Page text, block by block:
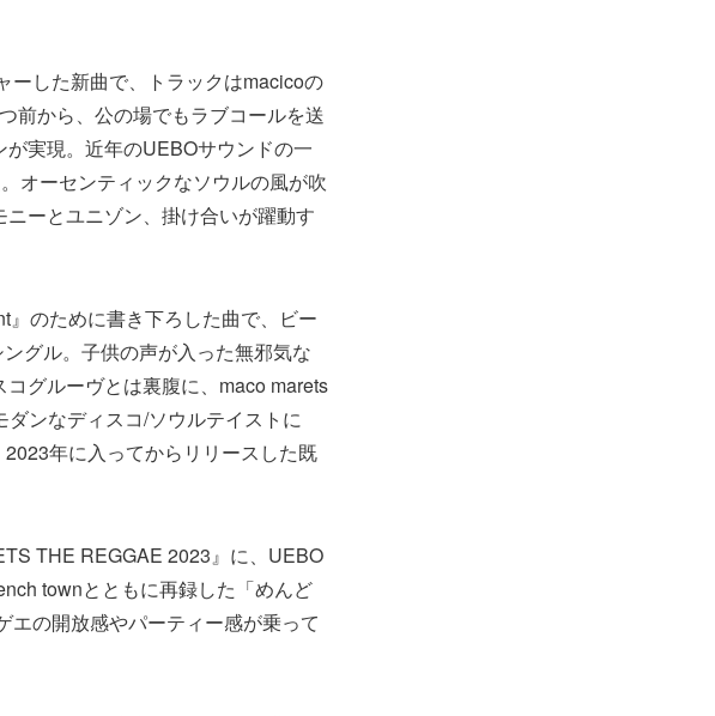
ーした新曲で、トラックはmacicoの
前から、公の場でもラブコールを送
実現。近年のUEBOサウンドの一
オーセンティックなソウルの風が吹
ーとユニゾン、掛け合いが躍動す
のために書き下ろした曲で、ビー
グル。子供の声が入った無邪気な
グルーヴとは裏腹に、maco marets
ンなディスコ/ソウルテイストに
年に入ってからリリースした既
THE REGGAE 2023』に、UEBO
townとともに再録した「めんど
エの開放感やパーティー感が乗って